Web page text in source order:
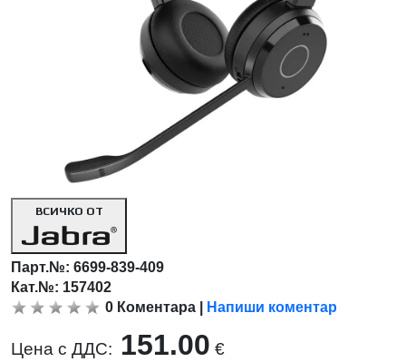
ВСИЧКО ОТ
Парт.№:6699-839-409
Кат.№: 157402
0 Коментара Напиши коментар
Цена с ДДС: 151.00 €